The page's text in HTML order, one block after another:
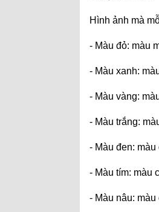
Hình ảnh mà
- Màu đỏ: màu
- Màu xanh:
- Màu vàng:
- Màu trắng:
- Màu đen:
- Màu tím: màu
- Màu nâu: